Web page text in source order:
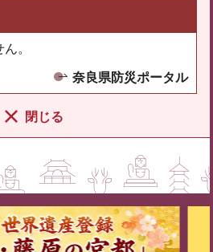
。
奈良県防災ポータル
閉じる